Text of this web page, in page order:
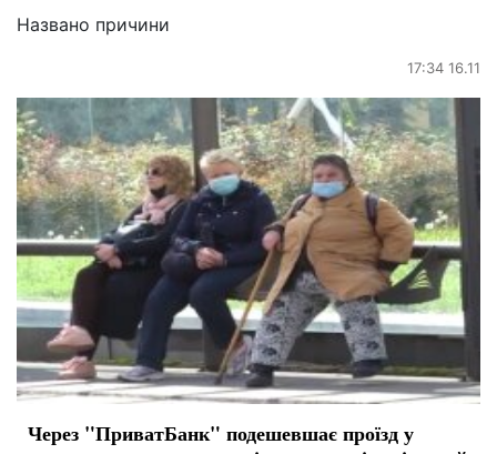
Названо причини
17:34 16.11
Через "ПриватБанк" подешевшає проїзд у